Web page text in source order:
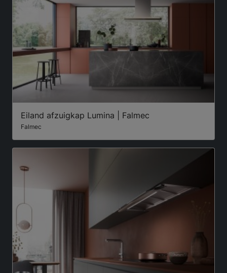
Eiland afzuigkap Lumina | Falmec
Falmec